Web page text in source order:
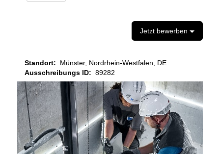
Jetzt bewerben
Standort: Münster, Nordrhein-Westfalen, DE
Ausschreibungs ID: 89282